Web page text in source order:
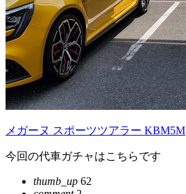
メガーヌ スポーツツアラー KBM5M
今回の代車ガチャはこちらです
thumb_up 62